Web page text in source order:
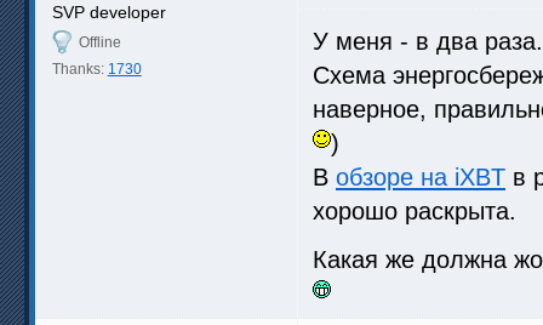
SVP developer
Offline
Thanks: 1730
У меня - в два раза.
Схема
наверное,
)
В обзоре на iXBT в
хорошо раскрыта.
Какая же должна